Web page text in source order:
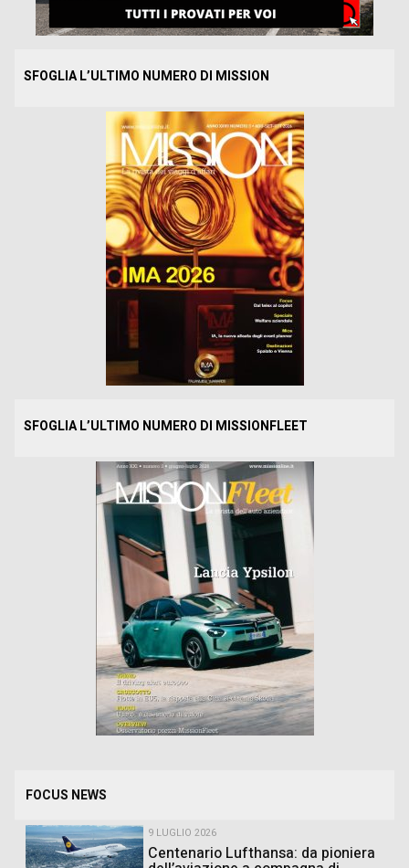
SFOGLIA L’ULTIMO NUMERO DI MISSION
SFOGLIA L’ULTIMO NUMERO DI MISSIONFLEET
FOCUS NEWS
9 LUGLIO 2026
Centenario Lufthansa: da pioniera